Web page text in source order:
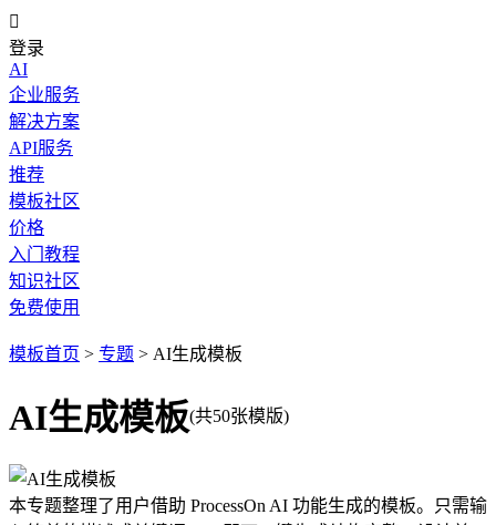

登录
AI
企业服务
解决方案
API服务
推荐
模板社区
价格
入门教程
知识社区
免费使用
模板首页 > 专题 > AI生成模板
AI生成模板(共50张模版)
本专题整理了用户借助 ProcessOn AI 功能生成的模板。只需输